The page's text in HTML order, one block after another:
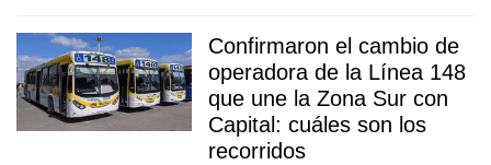
Confirmaron el cambio de
operadora de la Línea 148
que une la Zona Sur con
Capital: cuáles son los
recorridos